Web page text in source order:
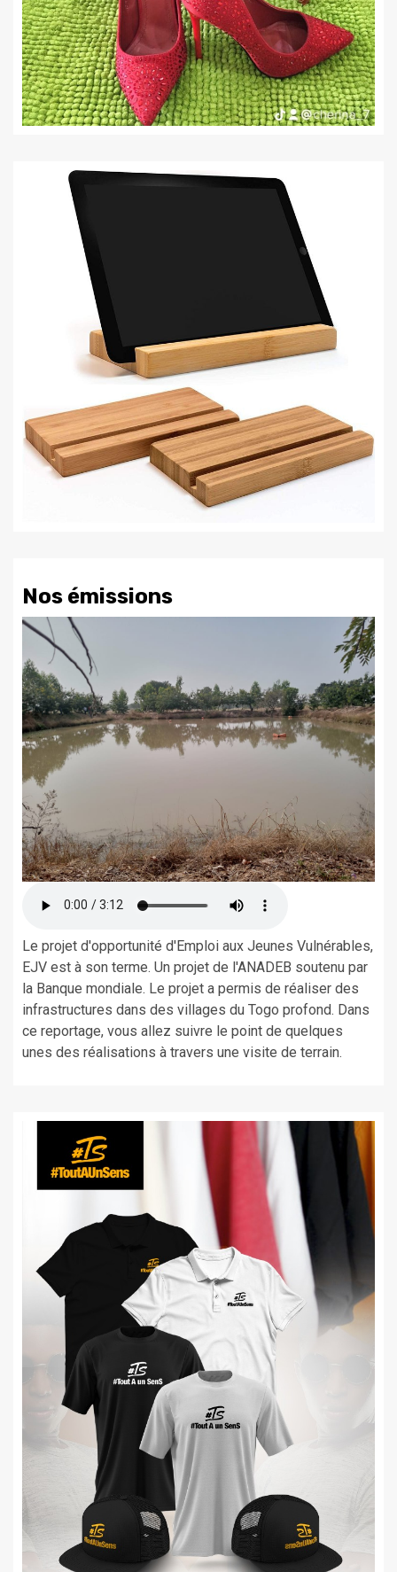
Nos émissions
Le projet d'opportunité d'Emploi aux Jeunes Vulnérables,
EJV est à son terme. Un projet de l'ANADEB soutenu par
la Banque mondiale. Le projet a permis de réaliser des
infrastructures dans des villages du Togo profond. Dans
ce reportage, vous allez suivre le point de quelques
unes des réalisations à travers une visite de terrain.